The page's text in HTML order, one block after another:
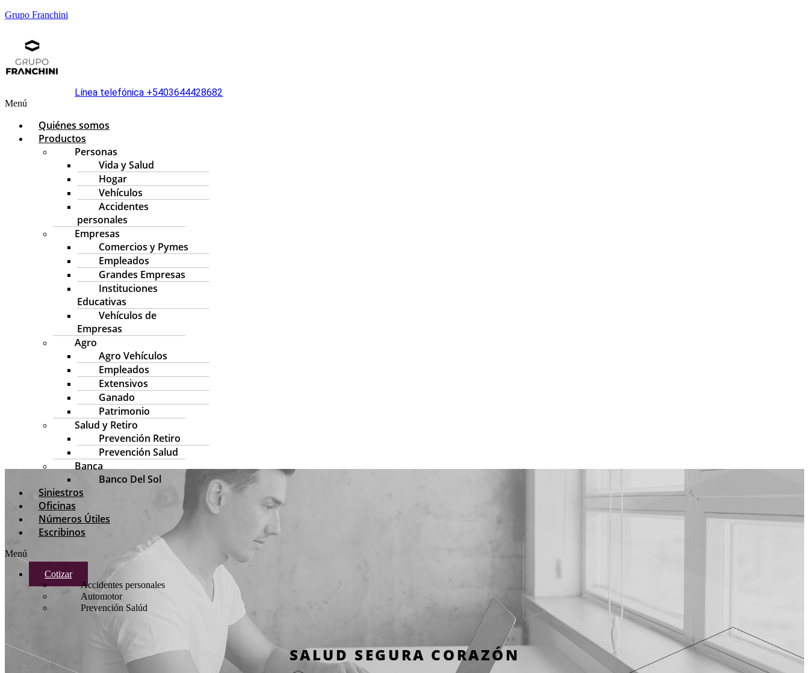
Grupo Franchini
Línea telefónica +5403644428682
Menú
Quiénes somos
Productos
Personas
Vida y Salud
Hogar
Vehículos
Accidentes
personales
Empresas
Comercios y Pymes
Empleados
Grandes Empresas
Instituciones
Educativas
Vehículos de
Empresas
Agro
Agro Vehículos
Empleados
Extensivos
Ganado
Patrimonio
Salud y Retiro
Prevención Retiro
Prevención Salud
Banca
Banco Del Sol
Siniestros
Oficinas
Números Útiles
Escribinos
Menú
Cotizar
Accidentes personales
Automotor
Prevención Salúd
SALUD SEGURA CORAZÓN